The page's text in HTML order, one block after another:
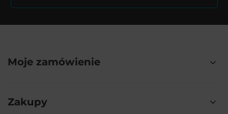
Moje zamówienie
Zakupy